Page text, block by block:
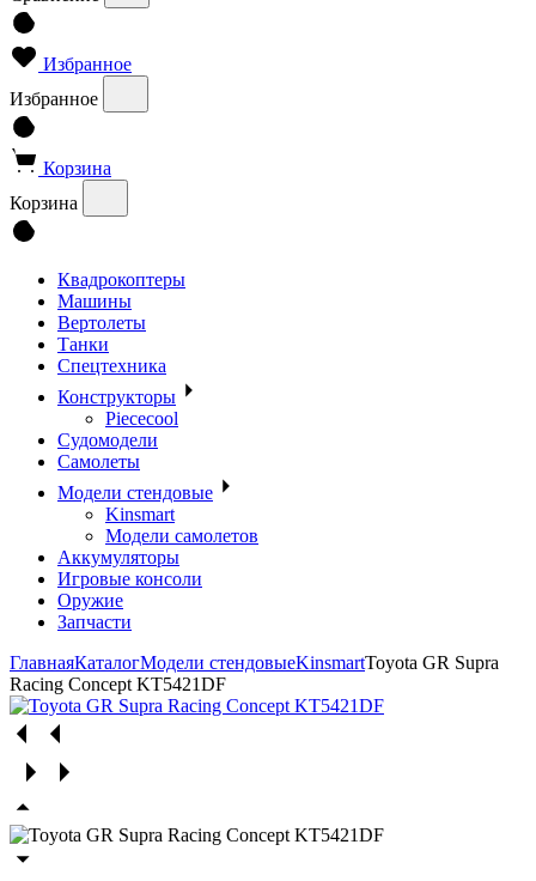
Избранное
Избранное
Корзина
Корзина
Квадрокоптеры
Машины
Вертолеты
Танки
Спецтехника
Конструкторы
Piececool
Судомодели
Самолеты
Модели стендовые
Kinsmart
Модели самолетов
Аккумуляторы
Игровые консоли
Оружие
Запчасти
ГлавнаяКаталогМодели стендовыеKinsmartToyota GR Supra
Racing Concept KT5421DF